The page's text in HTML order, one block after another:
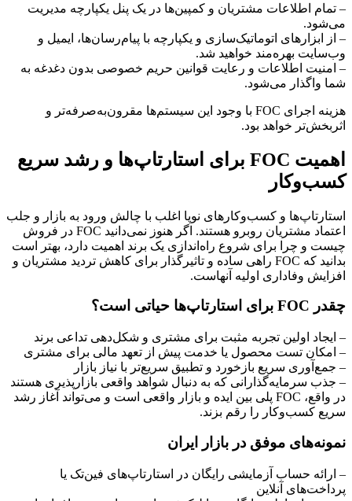
– تمام اطلاعات مشتریان و کمپین‌ها در یک پنل یکپارچه مدیریت
می‌شود.
– از ابزارهای اتوماتیک‌سازی و یکپارچه با پیام‌رسان‌ها، ایمیل و
وب‌سایت بهره‌مند خواهید شد.
– امنیت اطلاعات و رعایت قوانین حریم خصوصی بدون دغدغه به
شما واگذار می‌شود.
هزینه اجرای FOC با وجود این سیستم‌ها مقرون‌به‌صرفه‌تر و
اثربخش‌تر خواهد بود.
اهمیت FOC برای استارتاپ‌ها و رشد سریع
کسب‌وکار
استارتاپ‌ها و کسب‌وکارهای نوپا اغلب با چالش ورود به بازار و جلب
اعتماد مشتریان روبرو هستند. اگر هنوز نمی‌دانید FOC در فروش
چیست و چرا برای شروع راه‌اندازی یک برند اهمیت دارد، بهتر است
بدانید که FOC راهی ساده و تاثیرگذار برای کاهش تردید مشتریان و
افزایش وفاداری اولیه آنهاست.
چقدر FOC برای استارتاپ‌ها حیاتی است؟
– ایجاد اولین تجربه مثبت برای مشتری و شکل‌دهی تداعی برند
– امکان تست محصول یا خدمت پیش از تعهد مالی برای مشتری
– جمع‌آوری سریع بازخورد و تطبیق سریع‌تر با نیاز بازار
– جذب سرمایه‌گذارانی که به دنبال شواهد واقعی بازارپذیری هستند
در واقع، FOC پلی بین ایده و بازار واقعی است و می‌تواند آغاز رشد
سریع کسب‌وکار را رقم بزند.
نمونه‌های موفق در بازار ایران
– ارائه حساب آزمایشی رایگان در استارتاپ‌های فین‌تک یا
پرداخت‌های آنلاین